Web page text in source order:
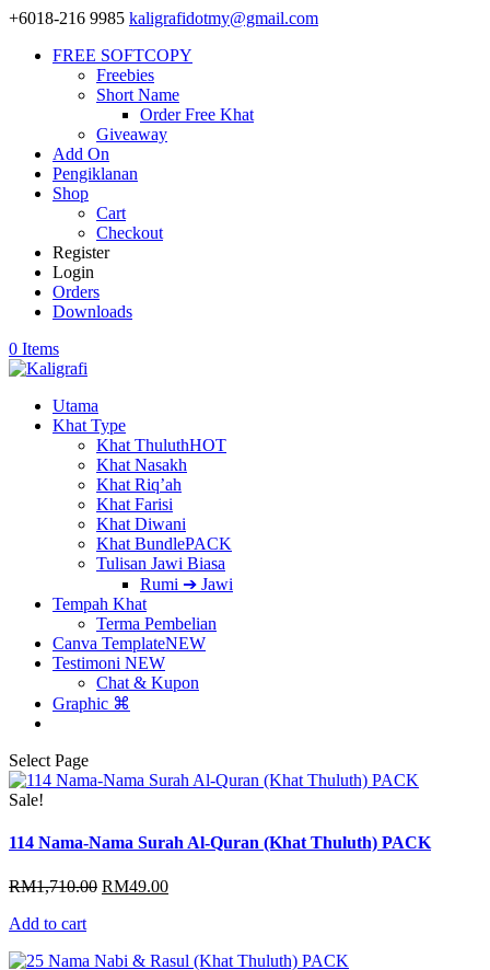
+6018-216 9985 kaligrafidotmy@gmail.com
FREE SOFTCOPY
Freebies
Short Name
Order Free Khat
Giveaway
Add On
Pengiklanan
Shop
Cart
Checkout
Register
Login
Orders
Downloads
0 Items
Utama
Khat Type
Khat ThuluthHOT
Khat Nasakh
Khat Riq’ah
Khat Farisi
Khat Diwani
Khat BundlePACK
Tulisan Jawi Biasa
Rumi ➔ Jawi
Tempah Khat
Terma Pembelian
Canva TemplateNEW
Testimoni NEW
Chat & Kupon
Graphic ⌘
Select Page
Sale!
114 Nama-Nama Surah Al-Quran (Khat Thuluth) PACK
RM1,710.00 Original
RM49.00Current
Add to cart